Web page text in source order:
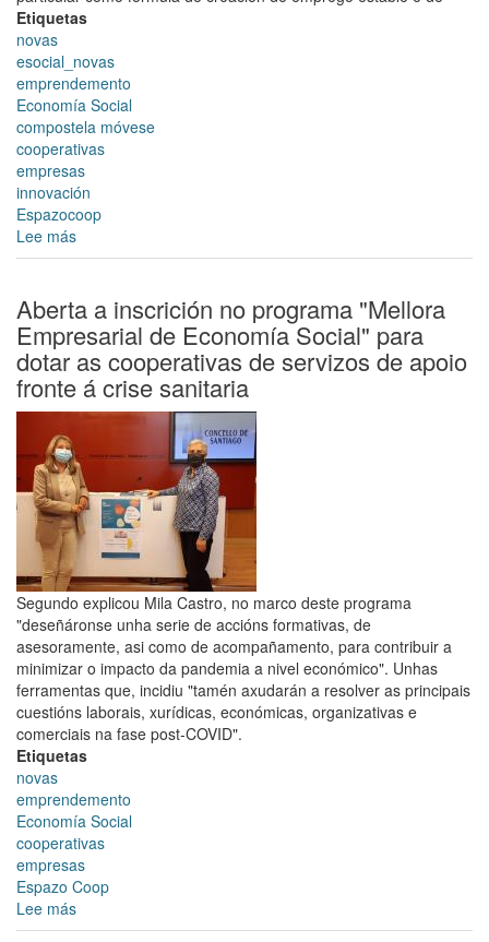
Etiquetas
novas
esocial_novas
emprendemento
Economía Social
compostela móvese
cooperativas
empresas
innovación
Espazocoop
Lee más
A
de
Cooperativas
Galegas
EspazoCoop
e
o
de
Santiago
de
Compostela
colaboran
posta
en
marcha
do
programa
Impulso
dun
ecosistema
emprendedor
economía
social
Aberta a inscrición no programa "Mellora
Empresarial de Economía Social" para
dotar as cooperativas de servizos de apoio
fronte á crise sanitaria
Segundo explicou Mila Castro, no marco deste programa
"deseñáronse unha serie de accións formativas, de
asesoramente, asi como de acompañamento, para contribuir a
minimizar o impacto da pandemia a nivel económico". Unhas
ferramentas que, incidiu "tamén axudarán a resolver as principais
cuestións laborais, xurídicas, económicas, organizativas e
comerciais na fase post-COVID".
Etiquetas
novas
emprendemento
Economía Social
cooperativas
empresas
Espazo Coop
Lee más
Aberta